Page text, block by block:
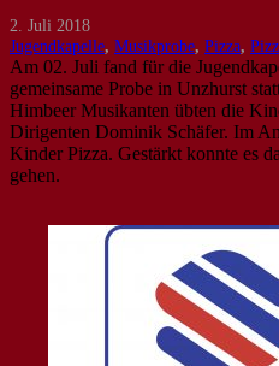
2. Juli 2018
Jugendkapelle, Musikprobe, Pizza,
Am 02. Juli fand für die
gemeinsame Probe in Unzhurst
Himbeer Musikanten übten die
Dirigenten Dominik Schäfer. Im
Kinder Pizza. Gestärkt konnte es
gehen.